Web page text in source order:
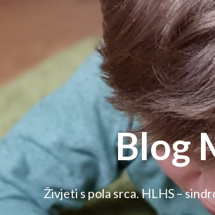
Blog
Živjeti s pola srca. HLHS –